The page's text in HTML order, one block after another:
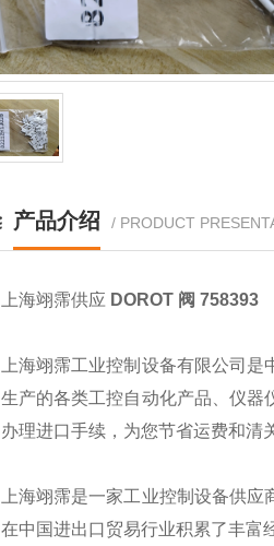
产品介绍 / PRODUCT
上海翊霈供应 DOROT 阀 758393
上海翊霈工业控制设备有限公司
生产的各类工控自动化产品、仪器
办理进口手续，为您节省运费和清
上海翊霈是一家工业控制设备供
在中国进出口贸易行业积累了丰富